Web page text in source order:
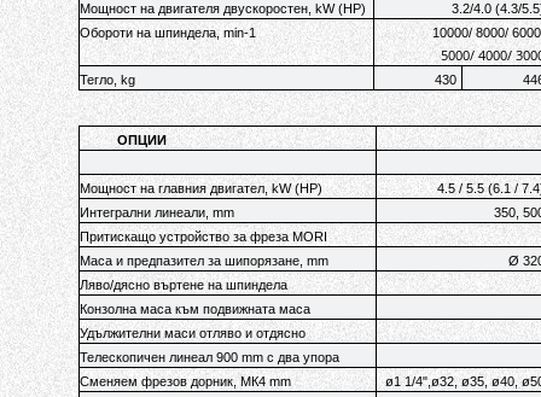
Мощност на двигателя двускоростен, kW (HP)
3.2/4.0 (4.3/
Обороти на шпиндела, min-1
10000/ 8000/
5000/ 4000/
Тегло, kg 430
ОПЦИИ
Мощност на главния двигател, kW (HP)
4.5 / 5.5 (6.1 /
Интегрални линеали, mm
350,
Притискащо устройство за фреза MORI
Маса и предпазител за шипорязане, mm
Ø
Ляво/дясно въртене на шпиндела
Конзолна маса към подвижната маса
Удължителни маси отляво и отдясно
Телескопичен линеал 900 mm с два упора
Сменяем фрезов дорник, МК4 mm
ø1 1/4",ø32, ø35, ø40,